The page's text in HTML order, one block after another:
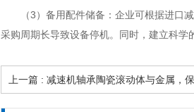
（3）备用配件储备：企业可根据进口
采购周期长导致设备停机。同时，建立科学
上一篇 : 减速机轴承陶瓷滚动体与金属，